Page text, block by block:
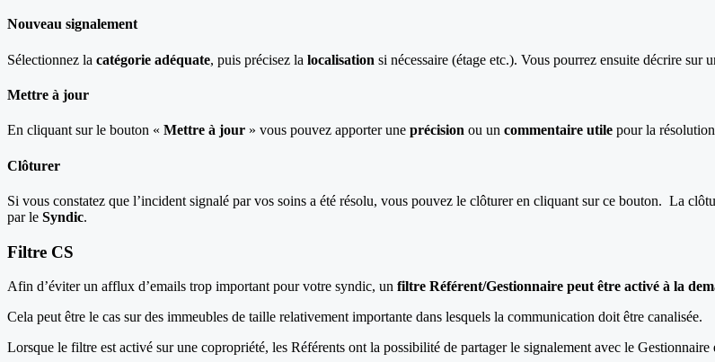
Nouveau signalement
Sélectionnez la catégorie adéquate, puis précisez la localisation si nécessaire (étage etc.). Vous pourrez ensuite décrire sur
Mettre à jour
En cliquant sur le bouton « Mettre à jour » vous pouvez apporter une précision ou un commentaire utile pour la
Clôturer
Si vous constatez que l’incident signalé par vos soins a été résolu, vous pouvez le clôturer en cliquant sur ce bouton. La
par le Syndic.
Filtre CS
Afin d’éviter un afflux d’emails trop important pour votre syndic, un filtre Référent/Gestionnaire peut être activé à la
Cela peut être le cas sur des immeubles de taille relativement importante dans lesquels la communication doit être canalisée.
Lorsque le filtre est activé sur une copropriété, les Référents ont la possibilité de partager le signalement avec le Gestionnaire